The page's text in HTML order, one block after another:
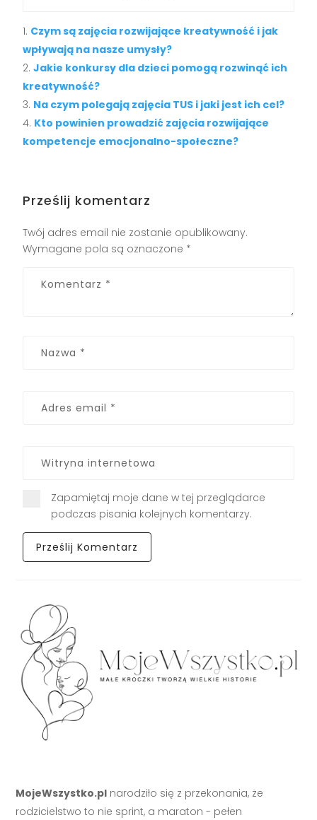
Czym są zajęcia rozwijające kreatywność i jak
wpływają na nasze umysły?
Jakie konkursy dla dzieci pomogą rozwinąć ich
kreatywność?
Na czym polegają zajęcia TUS i jaki jest ich cel?
Kto powinien prowadzić zajęcia rozwijające
kompetencje emocjonalno-społeczne?
Prześlij komentarz
Twój adres email nie zostanie opublikowany.
Wymagane pola są oznaczone *
Zapamiętaj moje dane w tej przeglądarce
podczas pisania kolejnych komentarzy.
MojeWszystko.pl narodziło się z przekonania, że
rodzicielstwo to nie sprint, a maraton - pełen